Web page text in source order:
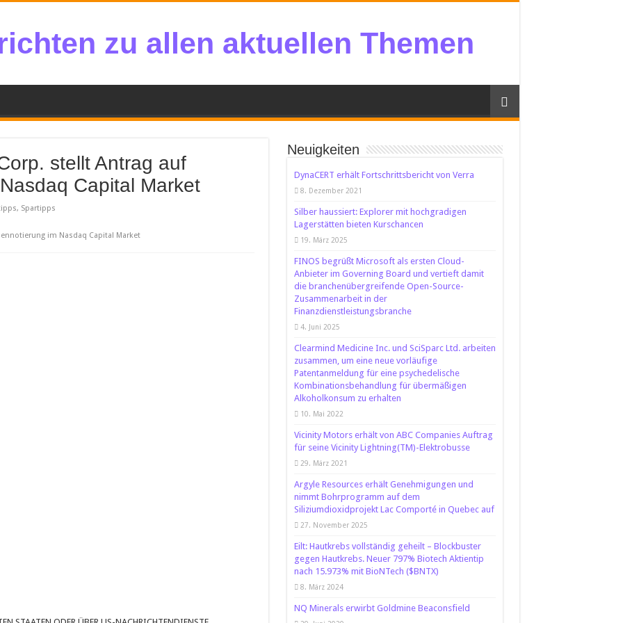
zu allen aktuellen Themen
stellt Antrag auf
Capital Market
Spartipps
im Nasdaq Capital Market
Neuigkeiten
DynaCERT erhält Fortschrittsbericht von Verra
8. Dezember 2021
Silber haussiert: Explorer mit hochgradigen
Lagerstätten bieten Kurschancen
19. März 2025
FINOS begrüßt Microsoft als ersten Cloud-
Anbieter im Governing Board und vertieft damit
die branchenübergreifende Open-Source-
Zusammenarbeit in der
Finanzdienstleistungsbranche
4. Juni 2025
Clearmind Medicine Inc. und SciSparc Ltd. arbeiten
zusammen, um eine neue vorläufige
Patentanmeldung für eine psychedelische
Kombinationsbehandlung für übermäßigen
Alkoholkonsum zu erhalten
10. Mai 2022
Vicinity Motors erhält von ABC Companies Auftrag
für seine Vicinity Lightning(TM)-Elektrobusse
29. März 2021
Argyle Resources erhält Genehmigungen und
nimmt Bohrprogramm auf dem
Siliziumdioxidprojekt Lac Comporté in Quebec auf
27. November 2025
Eilt: Hautkrebs vollständig geheilt – Blockbuster
gegen Hautkrebs. Neuer 797% Biotech Aktientip
nach 15.973% mit BioNTech ($BNTX)
8. März 2024
NQ Minerals erwirbt Goldmine Beaconsfield